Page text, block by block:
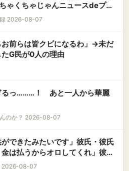
くちゃじゃんニュースdeプロ
録 2026-08-07
前らは皆クビになるわ」→未だ
G民が0人の理由
るっ………！ あと一人から華麗
んのか？ 2026-08-07
できたみたいです」彼氏・彼氏
は払うからオロしてくれ」彼女
んと10数年後に……..
2026-08-07